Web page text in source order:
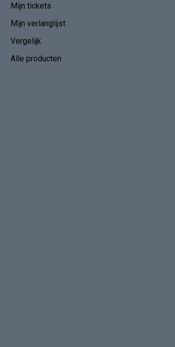
Mijn tickets
Mijn verlanglijst
Vergelijk
Alle producten